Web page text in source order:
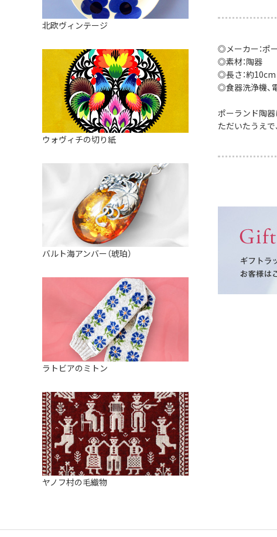
◎メーカー：ポ
◎素材：陶器
◎長さ：約10cm
◎食器洗浄機、
ポーランド陶
ただいたうえで
ミキシングボウル
すべて見る
アロマポット
バスケット
装飾用タイル・プレート
ミニチュア
天使さま
カードスタンド
マグネット
すべて見る
北欧ヴィンテージ
ウォヴィチの切り紙
バルト海アンバー（琥珀）
ラトビアのミトン
ヤノフ村の毛織物